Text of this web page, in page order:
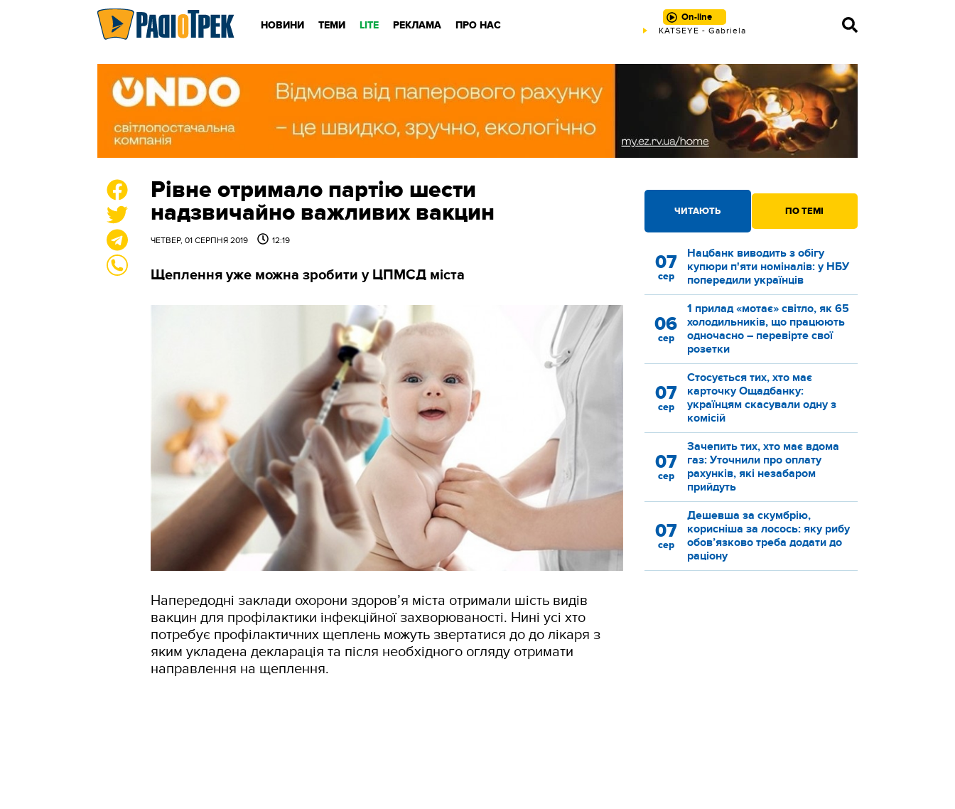
НОВИНИ ТЕМИ LITE РЕКЛАМА ПРО НАС
On-line
KATSEYE - Gabriela
Рівне отримало партію шести
надзвичайно важливих вакцин
ЧЕТВЕР, 01 СЕРПНЯ 2019 12:19
Щеплення уже можна зробити у ЦПМСД міста
Напередодні заклади охорони здоров’я міста отримали шість видів
вакцин для профілактики інфекційної захворюваності. Нині усі хто
потребує профілактичних щеплень можуть звертатися до до лікаря з
яким укладена декларація та після необхідного огляду отримати
направлення на щеплення.
ЧИТАЮТЬ ПО ТЕМІ
07
сер
Нацбанк виводить з обігу
купюри п'яти номіналів: у НБУ
попередили українців
06
сер
1 прилад «мотає» світло, як 65
холодильників, що працюють
одночасно – перевірте свої
розетки
07
сер
Стосується тих, хто має
карточку Ощадбанку:
українцям скасували одну з
комісій
07
сер
Зачепить тих, хто має вдома
газ: Уточнили про оплату
рахунків, які незабаром
прийдуть
07
сер
Дешевша за скумбрію,
корисніша за лосось: яку рибу
обов’язково треба додати до
раціону